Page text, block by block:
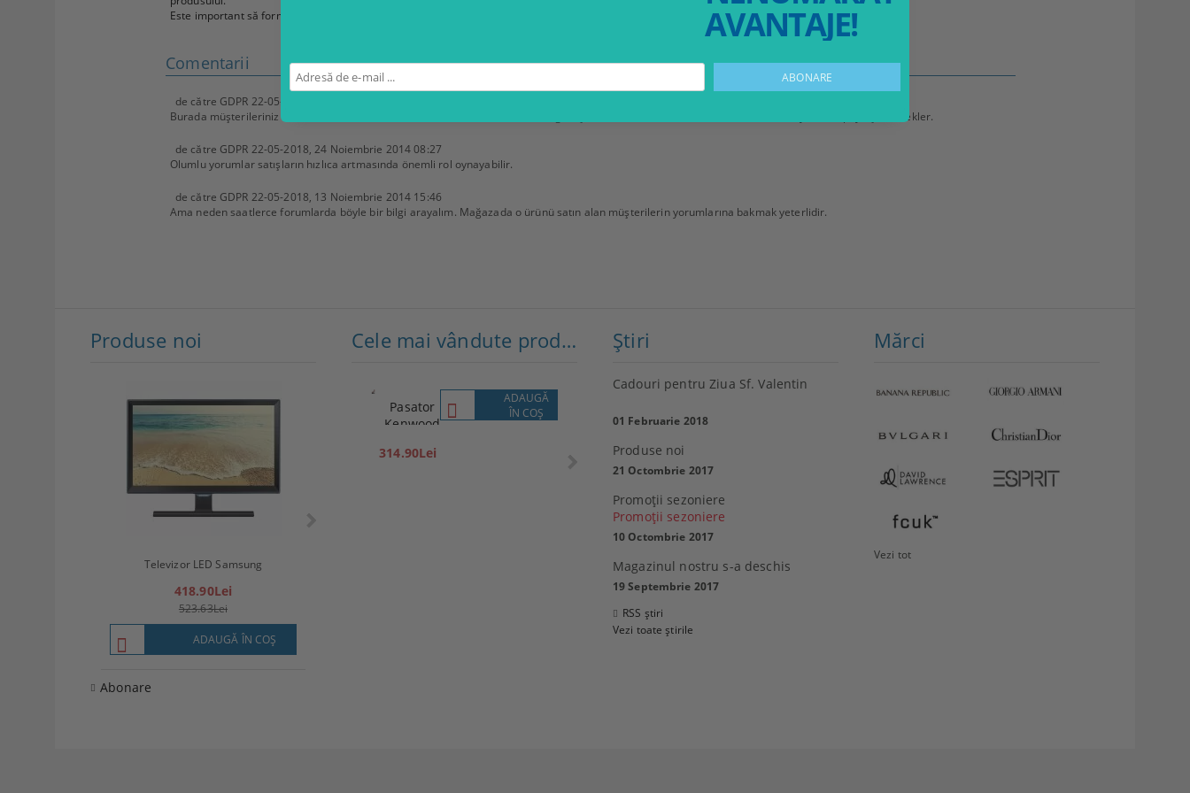
Este important să formulați clienților o concluzie cu privire la caracteristicile tehnice ale produsului, nu să așteptați ca ei să ajungă singuri la ea.
Comentarii
de către GDPR 22-05-2018
Burada müşterileriniz ürün hakkında size soru sorabilecekler, ürün hakkında görüşlerini ifade edebilecekler ve sizden memnuyetlerini paylaşabilecekler.
de către GDPR 22-05-2018,24 Noiembrie 2014 08:27
Olumlu yorumlar satışların hızlıca artmasında önemli rol oynayabilir.
de către GDPR 22-05-2018, 13 Noiembrie 2014 15:46
Ama neden saatlerce forumlarda böyle bir bilgi arayalım. Mağazada o ürünü satın alan müşterilerin yorumlarına bakmak yeterlidir.
Produse noi
Televizor LED Samsung
418.90Lei
523.63Lei
ADAUGĂ ÎN COŞ
MacBook Air 13
2,769.99Lei
Abonare
Cele mai vândute produse
Pasator
Kenwood
314.90Lei
ADAUGĂ
ÎN COŞ
P1M
359.10Lei
399.00Lei
Philips
VEZI
Ştiri
Cadouri pentru Ziua Sf. Valentin
01 Februarie 2018
Produse noi
21 Octombrie 2017
Promoţii sezoniere
Promoţii sezoniere
10 Octombrie 2017
Magazinul nostru s-a deschis
19 Septembrie 2017
RSS știri
Vezi toate știrile
Mărci
Vezi tot
AVANTAJE!